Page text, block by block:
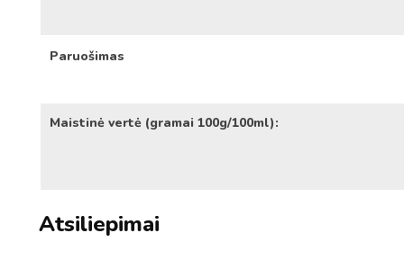
Paruošimas
Maistinė vertė (gramai 100g/100ml):
Atsiliepimai